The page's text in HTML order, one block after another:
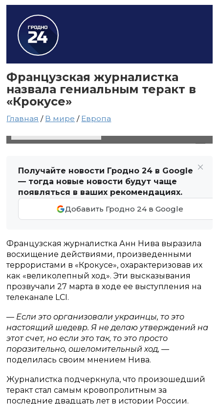
Французская журналистка
назвала гениальным теракт в
«Крокусе»
Главная / В мире / Европа
Получайте новости Гродно 24 в Google
— тогда новые новости будут чаще
появляться в ваших рекомендациях.
Добавить Гродно 24 в Google
Французская журналистка Анн Нива выразила
восхищение действиями, произведенными
террористами в «Крокусе», охарактеризовав их
как «великолепный ход». Эти высказывания
прозвучали 27 марта в ходе ее выступления на
телеканале LCI.
— Если это организовали украинцы, то это
настоящий шедевр. Я не делаю утверждений на
этот счет, но если это так, то это просто
поразительно, ошеломительный ход, —
поделилась своим мнением Нива.
Журналистка подчеркнула, что произошедший
теракт стал самым кровопролитным за
последние двадцать лет в истории России.